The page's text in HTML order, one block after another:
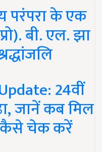
परंपरा के एक
बी. एल. झा
24वीं
जानें कब मिल
कैसे चेक करें